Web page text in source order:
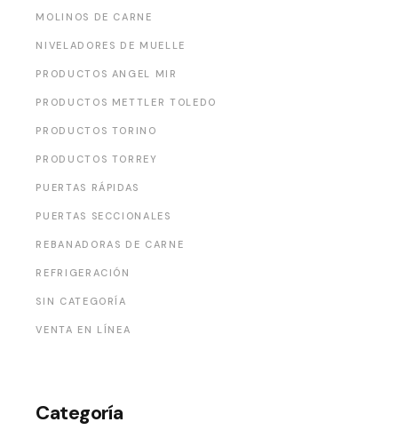
MOLINOS DE CARNE
NIVELADORES DE MUELLE
PRODUCTOS ANGEL MIR
PRODUCTOS METTLER TOLEDO
PRODUCTOS TORINO
PRODUCTOS TORREY
PUERTAS RÁPIDAS
PUERTAS SECCIONALES
REBANADORAS DE CARNE
REFRIGERACIÓN
SIN CATEGORÍA
VENTA EN LÍNEA
Categoría